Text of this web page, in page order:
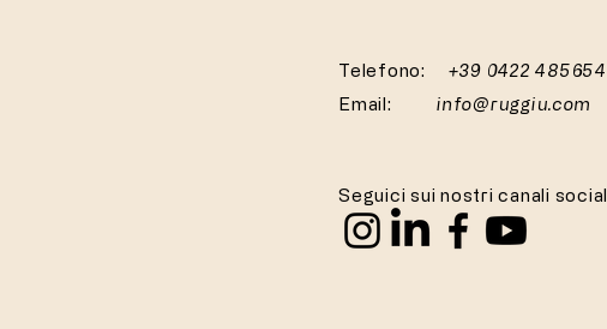
Telefono:
+39 0422 485654
Email: info@ruggiu.com
Seguici sui nostri canali social